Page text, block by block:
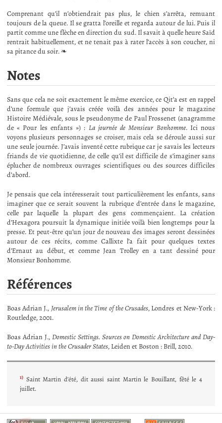
Comprenant qu’il n’obtiendrait pas plus, le chien s’arrêta, remuant
toujours de la queue. Il se gratta l’oreille et regarda autour de lui. Puis il
partit comme une flèche en direction du sud. Il savait à quelle heure Saïd
rentrait habituellement, et ne tenait pas à rater l’accès à son coucher, ni
sa pitance du soir. ❧
Notes
Sans que cela ne soit exactement le même exercice, ce Qit’a est en rappel
d’une formule que j’avais créée voilà des années pour le magazine
Histoire Médiévale, sous le pseudonyme de Paul Frossenet (anagramme
de « Pour les enfants ») : La journée de Monsieur Bonhomme. Ici nous
voyons plusieurs personnages se croiser, mais cela se déroule aussi sur
une seule journée. J’avais inventé cette rubrique car je savais les lecteurs
friands de vie quotidienne, de celle qu’il est difficile de s’imaginer sans
éplucher de nombreux ouvrages scientifiques ou des sources difficiles
d’abord.
Je pensais que cela intéresserait tout particulièrement les enfants, sans
imaginer que ce serait souvent la rubrique d’entrée dans le magazine,
celle par laquelle la plupart des gens commençaient. La création
d’Hexagora poursuit la dynamique initiée voilà bien longtemps pour la
presse. Et peut-être qu’un jour de nouveau des images seront dessinées
autour de ces récits, comme Callixte l’a fait pour quelques textes
d’Ernaut au début, et comme Jean Trolley en a tant dessiné pour
Monsieur Bonhomme.
Références
Boas Adrian J., Jerusalem in the Time of the Crusades, Londres et New-York :
Routledge, 2001.
Boas Adrian J., Domestic Settings. Sources on Domestic Architecture and Day-
to-Day Activities in the Crusader States, Leiden et Boston : Brill, 2010.
1) Saint Martin d’été, dit aussi saint Martin le Bouillant, fêté le 4
juillet.